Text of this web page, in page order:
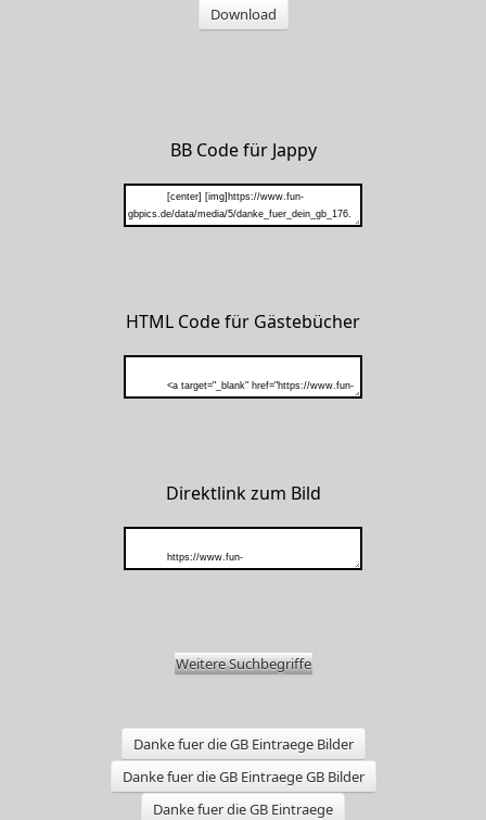
Download
BB Code für Jappy
HTML Code für Gästebücher
Direktlink zum Bild
Weitere Suchbegriffe
Danke fuer die GB Eintraege Bilder
Danke fuer die GB Eintraege GB Bilder
Danke fuer die GB Eintraege